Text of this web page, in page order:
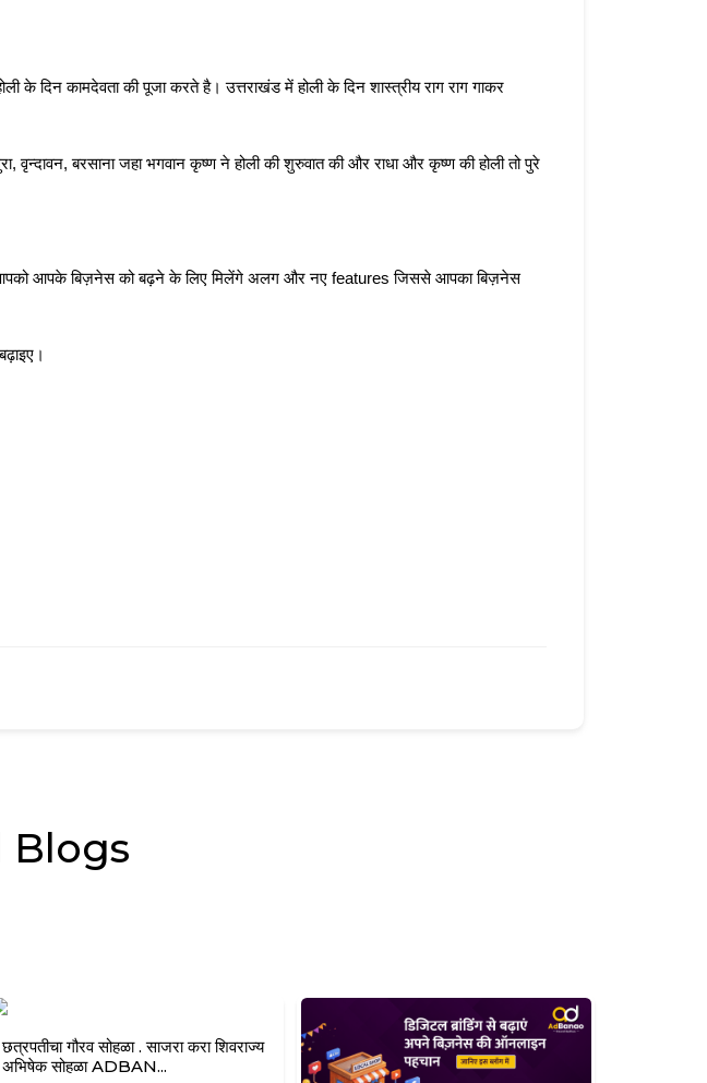
के दिन कामदेवता की पूजा करते है। उत्तराखंड में होली के दिन शास्त्रीय राग राग गाकर
बरसाना जहा भगवान कृष्ण ने होली की शुरुवात की और राधा और कृष्ण की होली तो पुरे
आपके बिज़नेस को बढ़ने के लिए मिलेंगे अलग और नए features जिससे आपका बिज़नेस
Blogs
छत्रपतीचा गौरव सोहळा . साजरा करा शिवराज्य
अभिषेक सोहळा ADBAN...